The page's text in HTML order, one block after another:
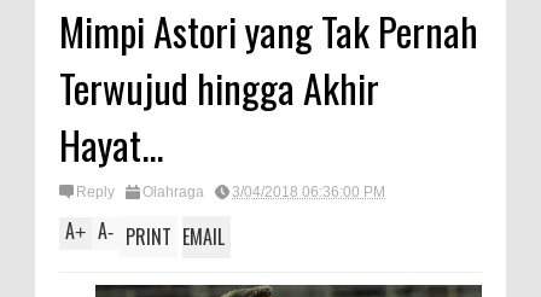
Mimpi Astori yang Tak Pernah
Terwujud hingga Akhir
Hayat...
Reply Olahraga 3/04/2018 06:36:00 PM
A+ A- PRINT EMAIL